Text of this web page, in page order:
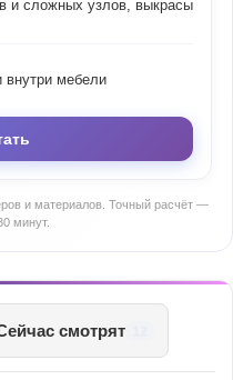
и сложных узлов, выкрасы
внутри мебели
и материалов. Точный расчёт —
минут.
смотрят